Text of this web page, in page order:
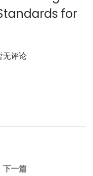
for
无评论
下一篇